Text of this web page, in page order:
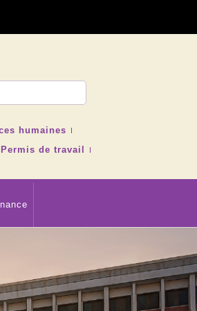
humaines
Permis de travail